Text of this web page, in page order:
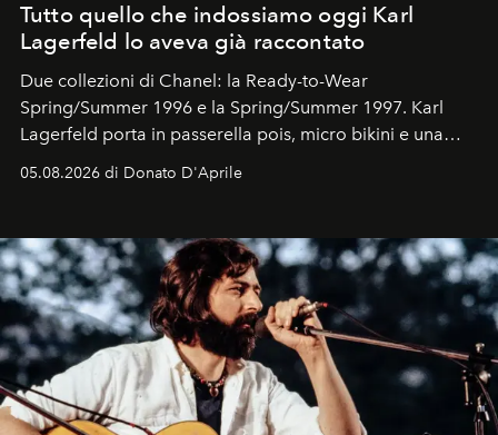
Tutto quello che indossiamo oggi Karl
Lagerfeld lo aveva già raccontato
Due collezioni di Chanel: la Ready-to-Wear
Spring/Summer 1996 e la Spring/Summer 1997. Karl
Lagerfeld porta in passerella pois, micro bikini e una
logomania pensata per la spiaggia
Kate, Claudia e Carla una dietro l'altra. Trent'anni dopo,
uno dei documenti più contemporanei che abbiamo.
05.08.2026 di Donato D'Aprile